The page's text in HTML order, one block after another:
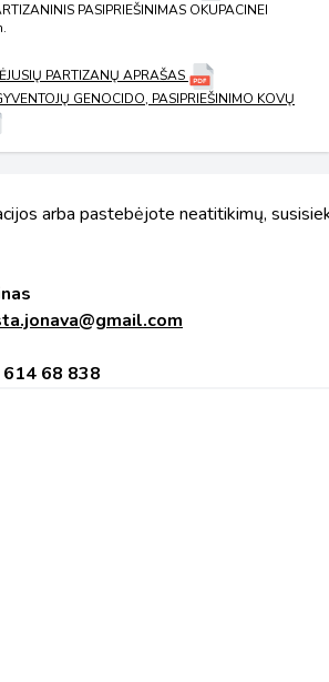
PASIPRIEŠINIMAS OKUPACINEI
PARTIZANŲ APRAŠAS
GENOCIDO, PASIPRIEŠINIMO KOVŲ
arba pastebėjote neatitikimų,
68 838